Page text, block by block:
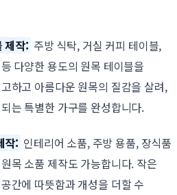
제작: 주방 식탁, 거실 커피 테이블,
다양한 용도의 원목 테이블을
하고 아름다운 원목의 질감을 살려,
는 특별한 가구를 완성합니다.
작: 인테리어 소품, 주방 용품, 장식품
목 소품 제작도 가능합니다. 작은
간에 따뜻함과 개성을 더할 수